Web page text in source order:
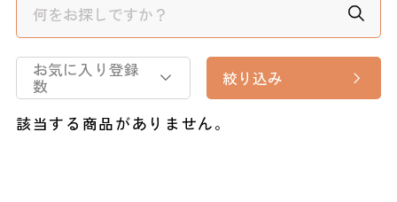
お気に入り登録
数 絞り込み
該当する商品がありません。